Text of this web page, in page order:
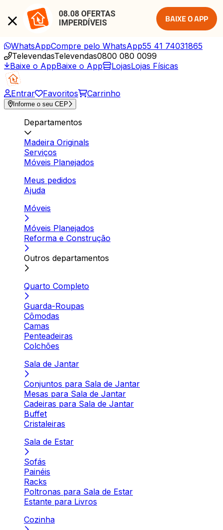
08.08 OFERTAS
IMPERDÍVEIS
BAIXE O APP
WhatsAppCompre pelo WhatsApp55 41 74031865
TelevendasTelevendas0800 080 0099
Baixe o AppBaixe o App LojasLojas Físicas
Entrar Favoritos Carrinho
Informe o seu CEP
Departamentos
Madeira Originals
Serviços
Móveis Planejados
Meus pedidos
Ajuda
Móveis
Móveis Planejados
Reforma e Construção
Outros departamentos
Quarto Completo
Guarda-Roupas
Cômodas
Camas
Penteadeiras
Colchões
Sala de Jantar
Conjuntos para Sala de Jantar
Mesas para Sala de Jantar
Cadeiras para Sala de Jantar
Buffet
Cristaleiras
Sala de Estar
Sofás
Painéis
Racks
Poltronas para Sala de Estar
Estante para Livros
Cozinha